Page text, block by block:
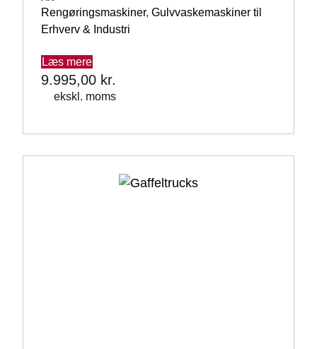
Rengøringsmaskiner,Gulvvaskemaskiner til
Erhverv & Industri
Læs mere
9.995,00 kr.
ekskl. moms